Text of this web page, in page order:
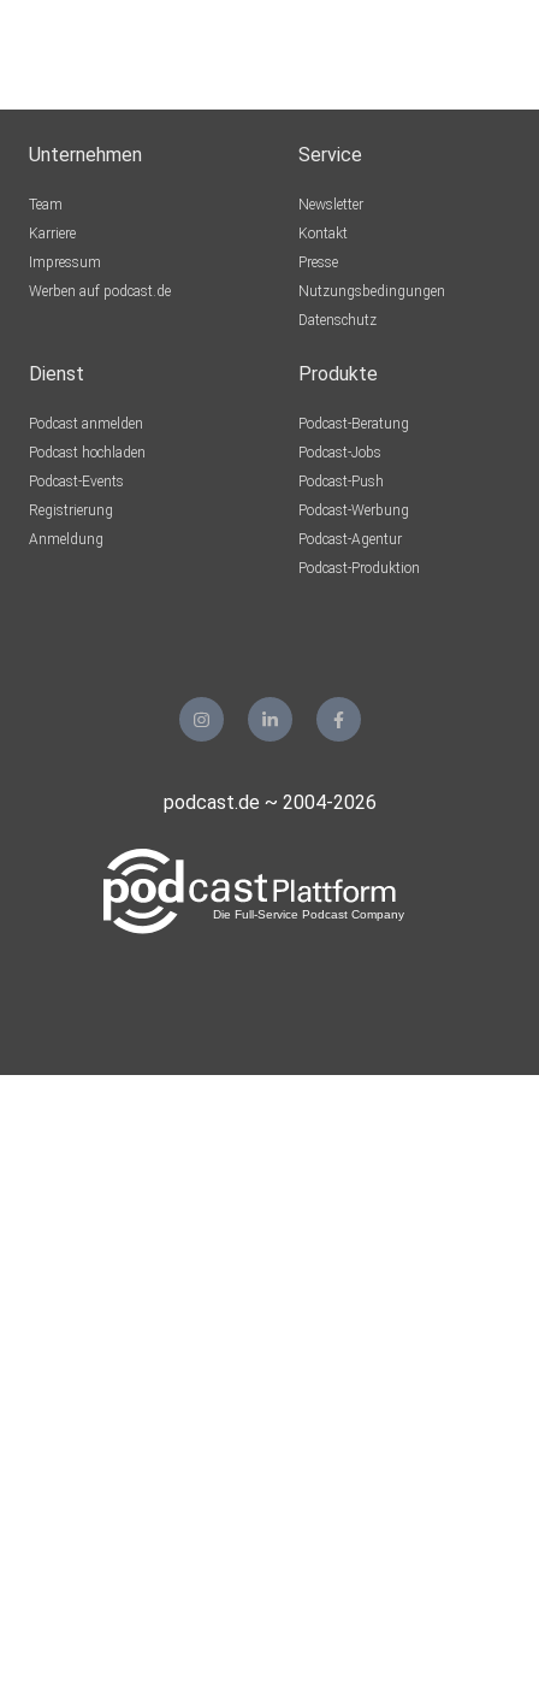
Unternehmen
Team
Karriere
Impressum
Werben auf podcast.de
Service
Newsletter
Kontakt
Presse
Nutzungsbedingungen
Datenschutz
Dienst
Podcast anmelden
Podcast hochladen
Podcast-Events
Registrierung
Anmeldung
Produkte
Podcast-Beratung
Podcast-Jobs
Podcast-Push
Podcast-Werbung
Podcast-Agentur
Podcast-Produktion
podcast.de ~ 2004-2026